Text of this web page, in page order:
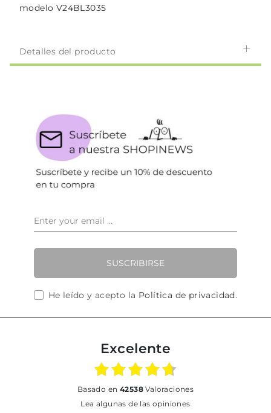
modelo V24BL3035
Detalles del producto
SUSCRIBIRSE
He leído y acepto la Política de privacidad.
Excelente
basado en 42538Valoraciones
Lea algunas de las opiniones